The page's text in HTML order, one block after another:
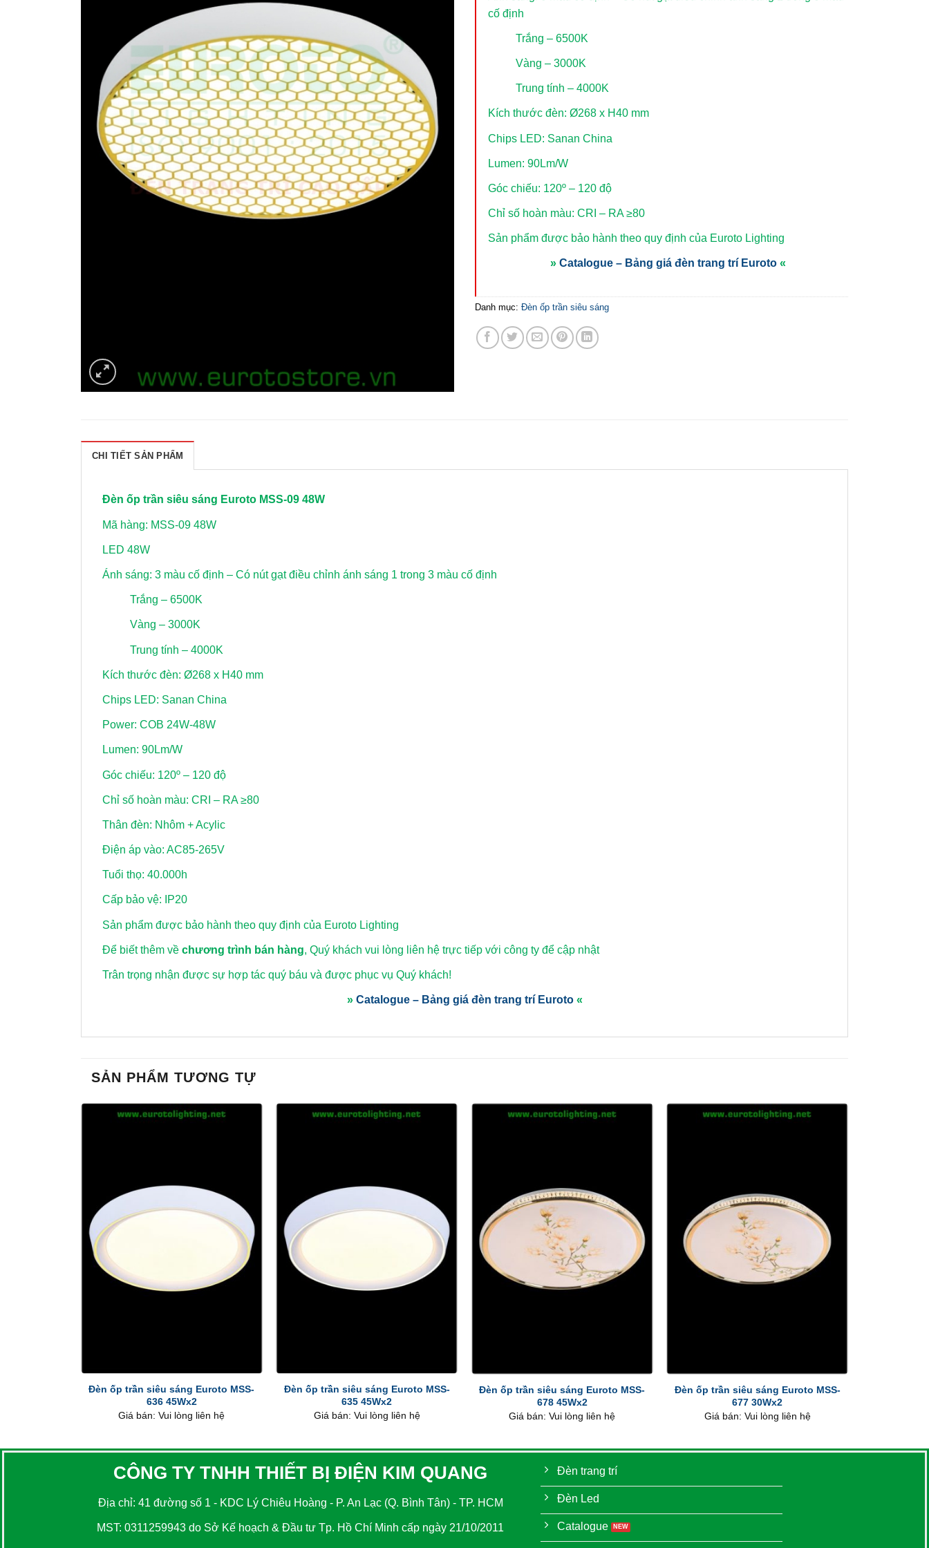
cố định
Trắng – 6500K
Vàng – 3000K
Trung tính – 4000K
Kích thước đèn: Ø268 x H40 mm
Chips LED: Sanan China
Lumen: 90Lm/W
Góc chiếu: 120º – 120 độ
Chỉ số hoàn màu: CRI – RA ≥80
Sản phẩm được bảo hành theo quy định của Euroto Lighting
» Catalogue – Bảng giá đèn trang trí Euroto «
Danh mục: Đèn ốp trần siêu sáng
CHI TIẾT SẢN PHẨM
Đèn ốp trần siêu sáng Euroto MSS-09 48W
Mã hàng: MSS-09 48W
LED 48W
Ánh sáng: 3 màu cố định – Có nút gạt điều chỉnh ánh sáng 1 trong 3 màu cố định
Trắng – 6500K
Vàng – 3000K
Trung tính – 4000K
Kích thước đèn: Ø268 x H40 mm
Chips LED: Sanan China
Power: COB 24W-48W
Lumen: 90Lm/W
Góc chiếu: 120º – 120 độ
Chỉ số hoàn màu: CRI – RA ≥80
Thân đèn: Nhôm + Acylic
Điện áp vào: AC85-265V
Tuổi thọ: 40.000h
Cấp bảo vệ: IP20
Sản phẩm được bảo hành theo quy định của Euroto Lighting
Để biết thêm về chương trình bán hàng, Quý khách vui lòng liên hệ trực tiếp với công ty để cập nhật
Trân trọng nhận được sự hợp tác quý báu và được phục vụ Quý khách!
» Catalogue – Bảng giá đèn trang trí Euroto «
SẢN PHẨM TƯƠNG TỰ
Đèn ốp trần siêu sáng Euroto MSS-
636 45Wx2
Giá bán: Vui lòng liên hệ
Đèn ốp trần siêu sáng Euroto MSS-
635 45Wx2
Giá bán: Vui lòng liên hệ
Đèn ốp trần siêu sáng Euroto MSS-
678 45Wx2
Giá bán: Vui lòng liên hệ
Đèn ốp trần siêu sáng Euroto MSS-
677 30Wx2
Giá bán: Vui lòng liên hệ
CÔNG TY TNHH THIẾT BỊ ĐIỆN KIM QUANG
Địa chỉ: 41 đường số 1 - KDC Lý Chiêu Hoàng - P. An Lạc (Q. Bình Tân) - TP. HCM
MST: 0311259943 do Sở Kế hoạch & Đầu tư Tp. Hồ Chí Minh cấp ngày 21/10/2011
Đèn trang trí
Đèn Led
Catalogue